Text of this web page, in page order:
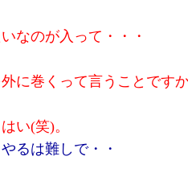
なのが入って・・・
に巻くって言うことです
い(笑)。
るは難しで・・